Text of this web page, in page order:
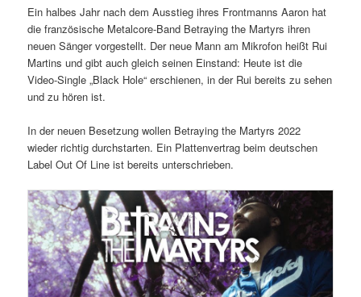
Ein halbes Jahr nach dem Ausstieg ihres Frontmanns Aaron hat
die französische Metalcore-Band Betraying the Martyrs ihren
neuen Sänger vorgestellt. Der neue Mann am Mikrofon heißt Rui
Martins und gibt auch gleich seinen Einstand: Heute ist die
Video-Single „Black Hole“ erschienen, in der Rui bereits zu sehen
und zu hören ist.
In der neuen Besetzung wollen Betraying the Martyrs 2022
wieder richtig durchstarten. Ein Plattenvertrag beim deutschen
Label Out Of Line ist bereits unterschrieben.